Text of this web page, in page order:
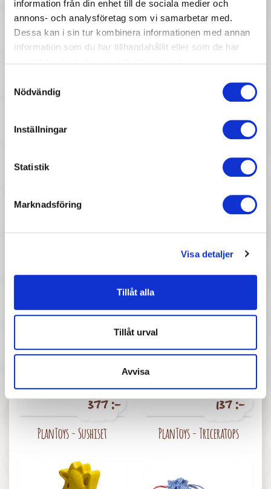
information från din enhet till de sociala medier och
annons- och analysföretag som vi samarbetar med.
Dessa kan i sin tur kombinera informationen med annan
information som du har tillhandahållit eller som de har
Nödvändig
Inställningar
Statistik
Marknadsföring
Visa detaljer
Tillåt alla
Tillåt urval
Avvisa
PlanToys - Minigolfset
137 :-
PlanToys - Stegosaurus
Pris Pris
297 :-
377 :-
PlanToys - Sushiset
137 :-
PlanToys - Triceratops